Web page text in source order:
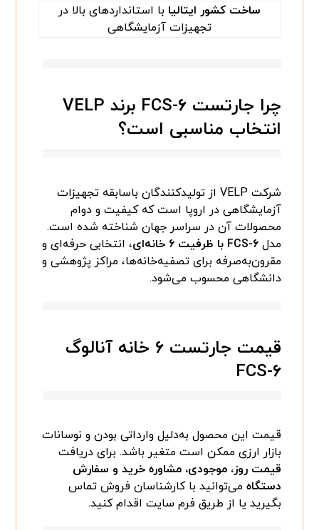
ساخت کشور ایتالیا با استانداردهای بالا در
تجهیزات آزمایشگاهی
چرا جارتست FCS-۶ برند VELP
انتخاب مناسبی است؟
شرکت VELP از تولیدکنندگان باسابقه تجهیزات
آزمایشگاهی در اروپا است که کیفیت و دوام
محصولات آن در سراسر جهان شناخته شده است.
مدلFCS-۶ با ظرفیت ۶ خانه‌ای
، انتخابی حرفه‌ای و
مقرون‌به‌صرفه برای تصفیه‌خانه‌ها، مراکز پژوهشی و
دانشگاهی محسوب می‌شود.
قیمت جارتست ۶ خانه آنالوگ
FCS-۶
قیمت این محصول به‌دلیل وارداتی بودن و نوسانات
بازار ارزی ممکن است متغیر باشد. برای دریافت
قیمت روز، موجودی، مشاوره خرید و سفارش
دستگاه می‌توانید با کارشناسان فروش تماس
بگیرید یا از طریق فرم سایت اقدام کنید.